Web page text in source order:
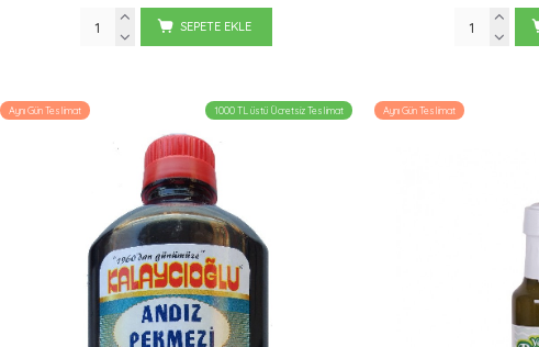
SEPETE EKLE
Aynı Gün Teslimat 1000 TL üstü Ücretsiz Teslimat Aynı Gün Teslimat